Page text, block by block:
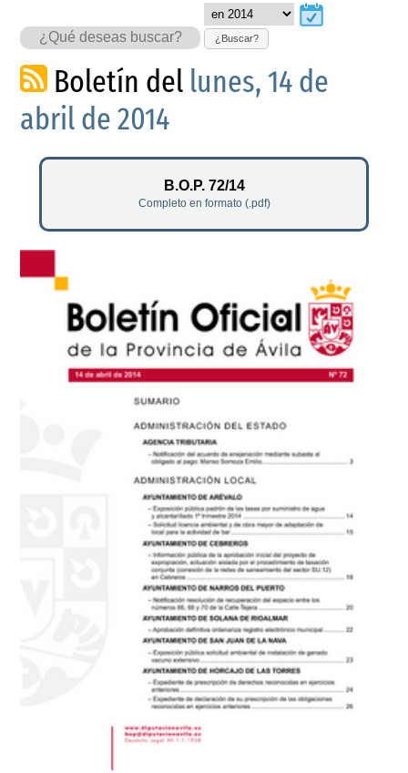
¿Buscar?
Boletín del lunes, 14 de
abril de 2014
B.O.P. 72/14
Completo en formato (.pdf)